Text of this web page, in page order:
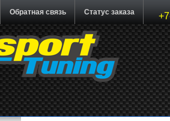
Обратная связь Статус заказа